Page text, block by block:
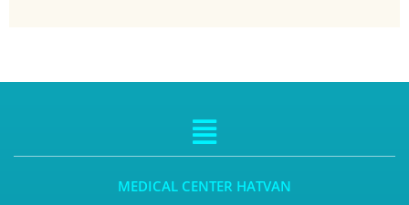
MEDICAL CENTER HATVAN